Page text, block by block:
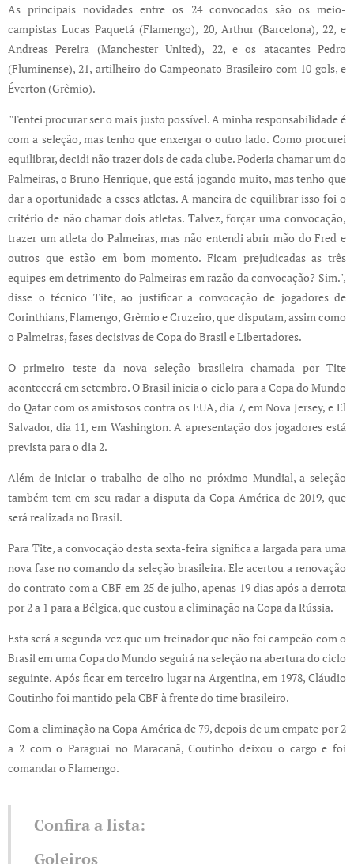
As principais novidades entre os 24 convocados são os meio-
campistas Lucas Paquetá (Flamengo), 20, Arthur (Barcelona), 22, e
Andreas Pereira (Manchester United), 22, e os atacantes Pedro
(Fluminense), 21, artilheiro do Campeonato Brasileiro com 10 gols, e
Éverton (Grêmio).
"Tentei procurar ser o mais justo possível. A minha responsabilidade é
com a seleção, mas tenho que enxergar o outro lado. Como procurei
equilibrar, decidi não trazer dois de cada clube. Poderia chamar um do
Palmeiras, o Bruno Henrique, que está jogando muito, mas tenho que
dar a oportunidade a esses atletas. A maneira de equilibrar isso foi o
critério de não chamar dois atletas. Talvez, forçar uma convocação,
trazer um atleta do Palmeiras, mas não entendi abrir mão do Fred e
outros que estão em bom momento. Ficam prejudicadas as três
equipes em detrimento do Palmeiras em razão da convocação? Sim.",
disse o técnico Tite, ao justificar a convocação de jogadores de
Corinthians, Flamengo, Grêmio e Cruzeiro, que disputam, assim como
o Palmeiras, fases decisivas de Copa do Brasil e Libertadores.
O primeiro teste da nova seleção brasileira chamada por Tite
acontecerá em setembro. O Brasil inicia o ciclo para a Copa do Mundo
do Qatar com os amistosos contra os EUA, dia 7, em Nova Jersey, e El
Salvador, dia 11, em Washington. A apresentação dos jogadores está
prevista para o dia 2.
Além de iniciar o trabalho de olho no próximo Mundial, a seleção
também tem em seu radar a disputa da Copa América de 2019, que
será realizada no Brasil.
Para Tite, a convocação desta sexta-feira significa a largada para uma
nova fase no comando da seleção brasileira. Ele acertou a renovação
do contrato com a CBF em 25 de julho, apenas 19 dias após a derrota
por 2 a 1 para a Bélgica, que custou a eliminação na Copa da Rússia.
Esta será a segunda vez que um treinador que não foi campeão com o
Brasil em uma Copa do Mundo seguirá na seleção na abertura do ciclo
seguinte. Após ficar em terceiro lugar na Argentina, em 1978, Cláudio
Coutinho foi mantido pela CBF à frente do time brasileiro.
Com a eliminação na Copa América de 79, depois de um empate por 2
a 2 com o Paraguai no Maracanã, Coutinho deixou o cargo e foi
comandar o Flamengo.
Confira a lista:
Goleiros